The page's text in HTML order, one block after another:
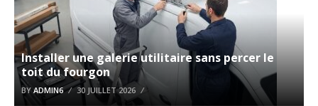
Installer une galerie utilitaire sans percer le
toit du fourgon
BY ADMIN6 30 JUILLET 2026